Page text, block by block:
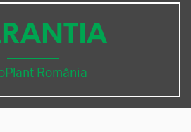
România